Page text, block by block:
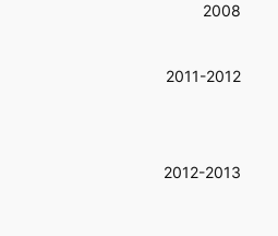
2008
2011-2012
2012-2013